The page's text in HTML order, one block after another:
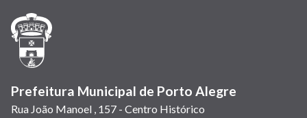
janela)
Prefeitura Municipal de Porto Alegre
Rua João Manoel , 157 - Centro Histórico